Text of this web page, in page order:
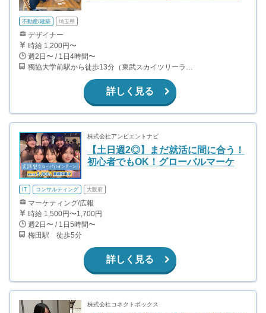
不動産/建築 埼玉県
デザイナー
時給 1,200円〜
週2日〜 / 1日4時間〜
獨協大学前駅から徒歩13分（東武スカイツリーライン、東武伊勢崎線、東武日光線、鬼怒川線）
詳しく見る
株式会社アンビエントナビ
【土日週2◎】まだ就活に間に合う！
初心者でもOK！グローバルマーケ
IT コンサルティング 大阪府
マーケティング/広報
時給 1,500円〜1,700円
週2日〜 / 1日5時間〜
梅田駅 徒歩5分
詳しく見る
株式会社コネクトボックス